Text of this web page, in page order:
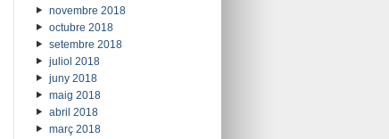
novembre 2018
octubre 2018
setembre 2018
juliol 2018
juny 2018
maig 2018
abril 2018
març 2018